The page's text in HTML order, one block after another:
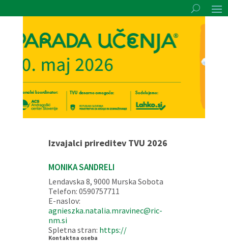
Izvajalci prireditev TVU 2026
MONIKA SANDRELI
Lendavska 8, 9000 Murska Sobota
Telefon: 0590757711
E-naslov:
agnieszka.natalia.mravinec@ric-
nm.si
Spletna stran: https://
Kontaktna oseba